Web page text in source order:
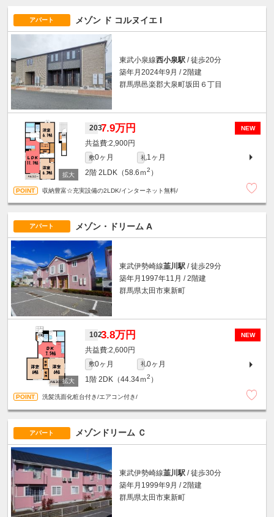
アパート メゾン ド コルヌイエ I
東武小泉線西小泉駅 / 徒歩20分
築年月2024年9月 / 2階建
群馬県邑楽郡大泉町坂田６丁目
NEW
2037.9万円
2,900円
敷0ヶ月 礼1ヶ月
2階 2LDK（58.6ｍ2 ）
収納豊富☆充実設備の2LDK/インターネット無料/
アパート メゾン・ドリーム A
東武伊勢崎線韮川駅 / 徒歩29分
築年月1997年11月 / 2階建
群馬県太田市東新町
NEW
1023.8万円
2,600円
敷0ヶ月 礼0ヶ月
1階 2DK（44.34ｍ2 ）
洗髪洗面化粧台付き/エアコン付き/
アパート メゾンドリーム Ｃ
東武伊勢崎線韮川駅 / 徒歩30分
築年月1999年9月 / 2階建
群馬県太田市東新町